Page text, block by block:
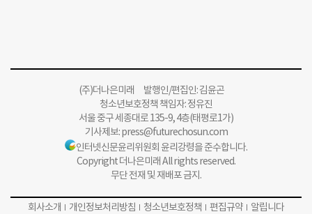
(주)더나은미래 발행인/편집인: 김윤곤
청소년보호정책 책임자: 정유진
서울 중구 세종대로 135-9, 4층(태평로1가)
기사제보:press@futurechosun.com
인터넷신문윤리위원회 윤리강령을 준수합니다.
Copyright 더나은미래 All rights reserved.
무단 전재 및 재배포 금지.
회사소개 개인정보처리방침 청소년보호정책 편집규약 알립니다